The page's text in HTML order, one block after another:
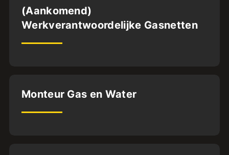
Oldenzaal
ABG.BA.
(Aankomend)
Werkverantwoordelijke Gasnetten
Dordrecht
Monteur Gas en Water